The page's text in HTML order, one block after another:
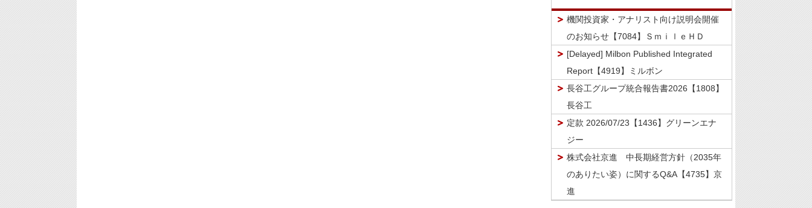
機関投資家・アナリスト向け説明会開催
のお知らせ【7084】ＳｍｉｌｅＨＤ
[Delayed] Milbon Published Integrated
Report【4919】ミルボン
長谷工グループ統合報告書2026【1808】
長谷工
定款 2026/07/23【1436】グリーンエナ
ジー
株式会社京進 中長期経営方針（2035年
のありたい姿）に関するQ&A【4735】京
進